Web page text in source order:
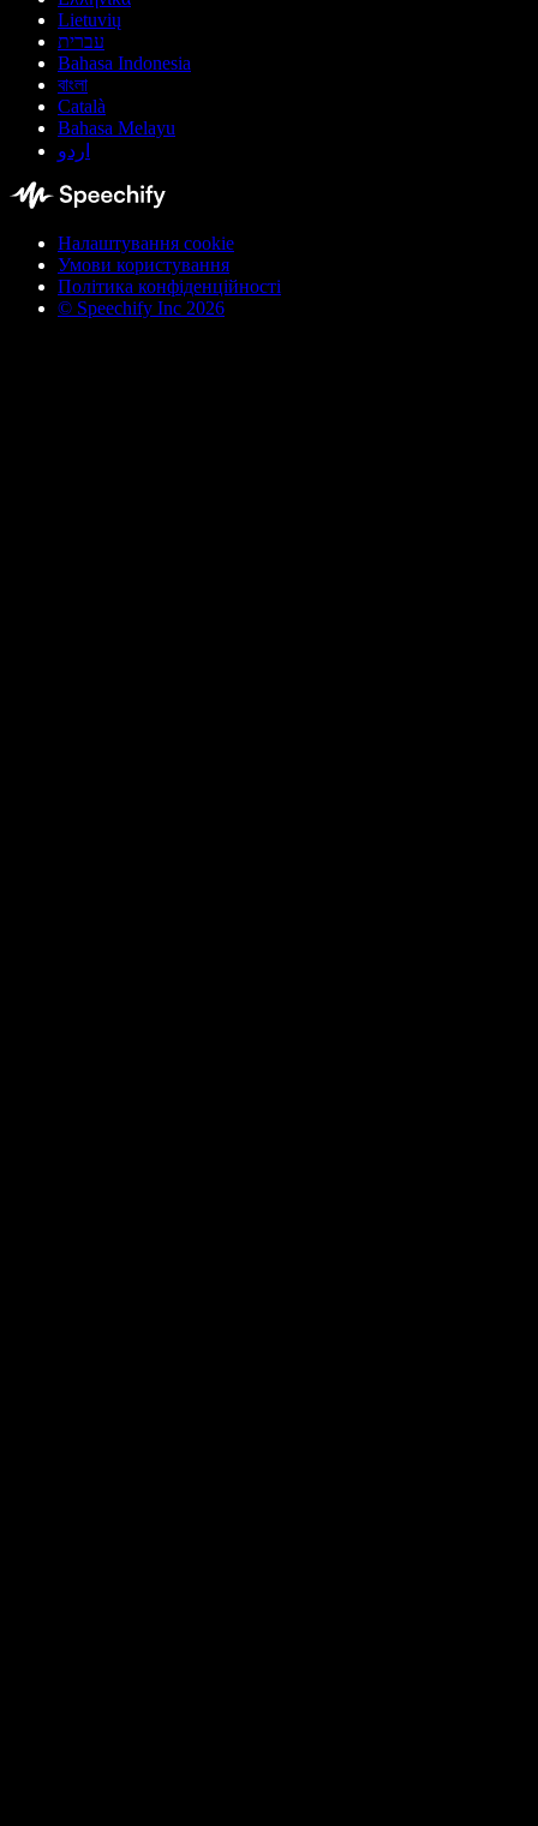
Lietuvių
עברית
Bahasa Indonesia
বাংলা
Català
Bahasa Melayu
اردو
Налаштування cookie
Умови користування
Політика конфіденційності
© Speechify Inc 2026